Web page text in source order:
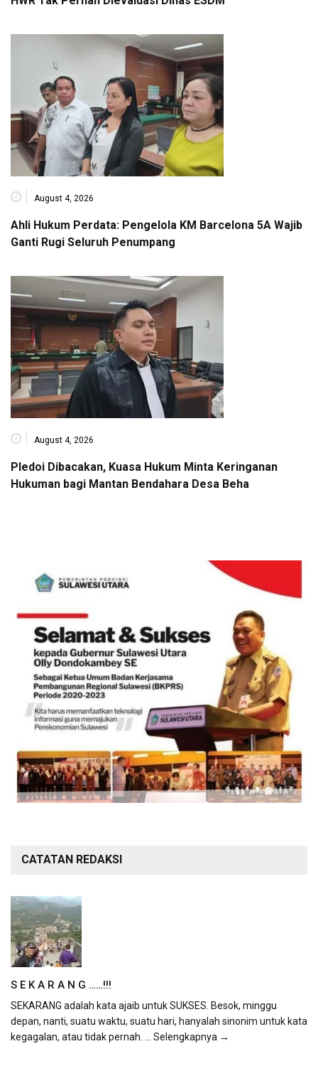
August 4, 2026
Ahli Hukum Perdata: Pengelola KM Barcelona 5A Wajib
Ganti Rugi Seluruh Penumpang
August 4, 2026
Pledoi Dibacakan, Kuasa Hukum Minta Keringanan
Hukuman bagi Mantan Bendahara Desa Beha
CATATAN REDAKSI
S E K A R A N G ……!!!
SEKARANG adalah kata ajaib untuk SUKSES. Besok, minggu
depan, nanti, suatu waktu, suatu hari, hanyalah sinonim untuk kata
kegagalan, atau tidak pernah. ... Selengkapnya →